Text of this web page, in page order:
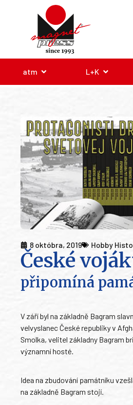
atm L+K
8 októbra, 2019 Hobby
České
připomíná
V září byl na základně Bagram
velvyslanec České republiky v
Smolka, velitel základny Bagram
významní hosté.
Idea na zbudování památníku
na základně Bagram stojí.